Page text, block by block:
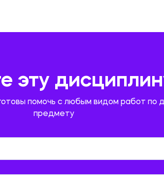
эту
помочь с любым видом работ по
предмету